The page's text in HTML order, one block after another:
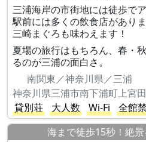
三浦海岸の市街地には徒歩で
駅前には多くの飲食店があり
三崎まぐろも味わえます！
夏場の旅行はもちろん、春・
るのが三浦の面白さ。
南関東／神奈川県／三浦
神奈川県三浦市南下浦町上宮
貸別荘
大人数 Wi-Fi 全館
海まで徒歩15秒！絶